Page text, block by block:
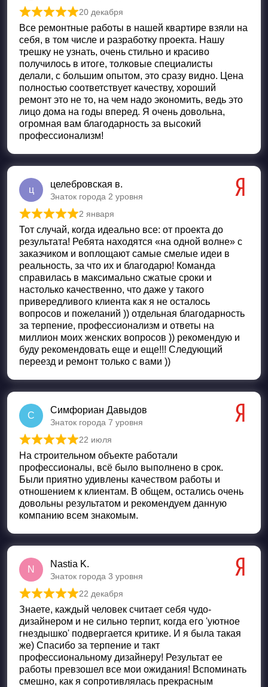
Оценка5 из 5
20 декабря
Все ремонтные работы в нашей квартире взяли на
себя, в том числе и разработку проекта. Нашу
трешку не узнать, очень стильно и красиво
получилось в итоге, толковые специалисты
делали, с большим опытом, это сразу видно. Цена
полностью соответствует качеству, хороший
ремонт это не то, на чем надо экономить, ведь это
лицо дома на годы вперед. Я очень довольна,
огромная вам благодарность за высокий
профессионализм!
ц
целебровская в.
Знаток города 2 уровня
Оценка 5из 5
2 января
Тот случай, когда идеально все: от проекта до
результата! Ребята находятся «на одной волне» с
заказчиком и воплощают самые смелые идеи в
реальность, за что их и благодарю! Команда
справилась в максимально сжатые сроки и
настолько качественно, что даже у такого
привередливого клиента как я не осталось
вопросов и пожеланий )) отдельная благодарность
за терпение, профессионализм и ответы на
миллион моих женских вопросов )) рекомендую и
буду рекомендовать еще и еще!!! Следующий
переезд и ремонт только с вами ))
С
Симфориан Давыдов
Знаток города 7 уровня
Оценка5 из 5
22 июля
На строительном объекте работали
профессионалы, всё было выполнено в срок.
Были приятно удивлены качеством работы и
отношением к клиентам. В общем, остались очень
довольны результатом и рекомендуем данную
компанию всем знакомым.
N
Nastia K.
Знаток города 3 уровня
Оценка5 из 5
22 декабря
Знаете, каждый человек считает себя чудо-
дизайнером и не сильно терпит, когда его 'уютное
гнездышко' подвергается критике. И я была такая
же) Спасибо за терпение и такт
профессиональному дизайнеру! Результат ее
работы превзошел все мои ожидания! Вспоминать
смешно, как я сопротивлялась прекрасным